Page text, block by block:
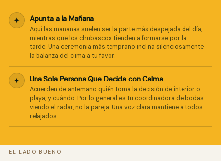
✦ Apunta a la Mañana
Aquí las mañanas suelen ser la parte más despejada del día,
mientras que los chubascos tienden a formarse por la
tarde. Una ceremonia más temprano inclina silenciosamente
la balanza del clima a tu favor.
✦ Una Sola Persona Que Decida con Calma
Acuerden de antemano quién toma la decisión de interior o
playa, y cuándo. Por lo general es tu coordinadora de bodas
viendo el radar, no la pareja. Una voz clara mantiene a todos
relajados.
EL LADO BUENO